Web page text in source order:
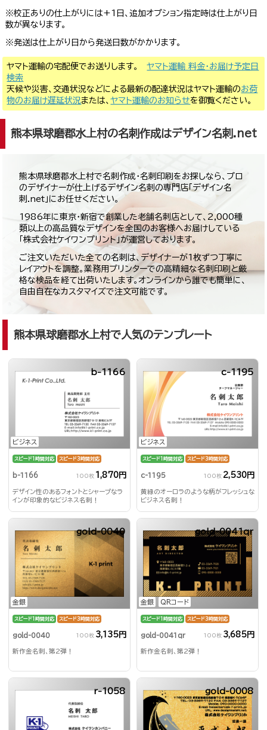
※校正ありの仕上がりには+1日、追加オプション指定時は仕上がり日
数が異なります。
※発送は仕上がり日から発送日数がかかります。
ヤマト運輸の宅配便でお送りします。ヤマト運輸 料金・お届け予定日
検索
天候や災害、交通状況などによる最新の配達状況はヤマト運輸のお荷
物のお届け遅延状況 または、ヤマト運輸のお知らせを御覧ください。
熊本県球磨郡水上村の名刺作成はデザイン名刺.net
熊本県球磨郡水上村で名刺作成・名刺印刷をお探しなら、プロ
のデザイナーが仕上げるデザイン名刺の専門店「デザイン名
刺.net」にお任せください。
1986年に東京・新宿で創業した老舗名刺店として、2,000種
類以上の高品質なデザインを全国のお客様へお届けしている
「株式会社ケイワンプリント」が運営しております。
ご注文いただいた全ての名刺は、デザイナーが1枚ずつ丁寧に
レイアウトを調整。業務用プリンターでの高精細な名刺印刷と厳
格な検品を経て出荷いたします。オンラインから誰でも簡単に、
自由自在なカスタマイズで注文可能です。
熊本県球磨郡水上村で人気のテンプレート
ビジネス
b-1166
スピード1時間対応 スピード3時間対応
b-1166 100枚 1,870円
デザイン性のあるフォントとシャープなラ
インが印象的なビジネス名刺！
ビジネス
c-1195
スピード1時間対応 スピード3時間対応
c-1195 100枚 2,530円
黄緑のオーロラのような柄がフレッシュな
ビジネス名刺！
金銀
gold-0040
スピード1時間対応 スピード3時間対応
gold-0040 100枚 3,135円
新作金名刺、第2弾！
金銀 QRコード
gold-0041qr
スピード1時間対応 スピード3時間対応
gold-0041qr 100枚 3,685円
新作金名刺、第2弾！
r-1058 gold-0008